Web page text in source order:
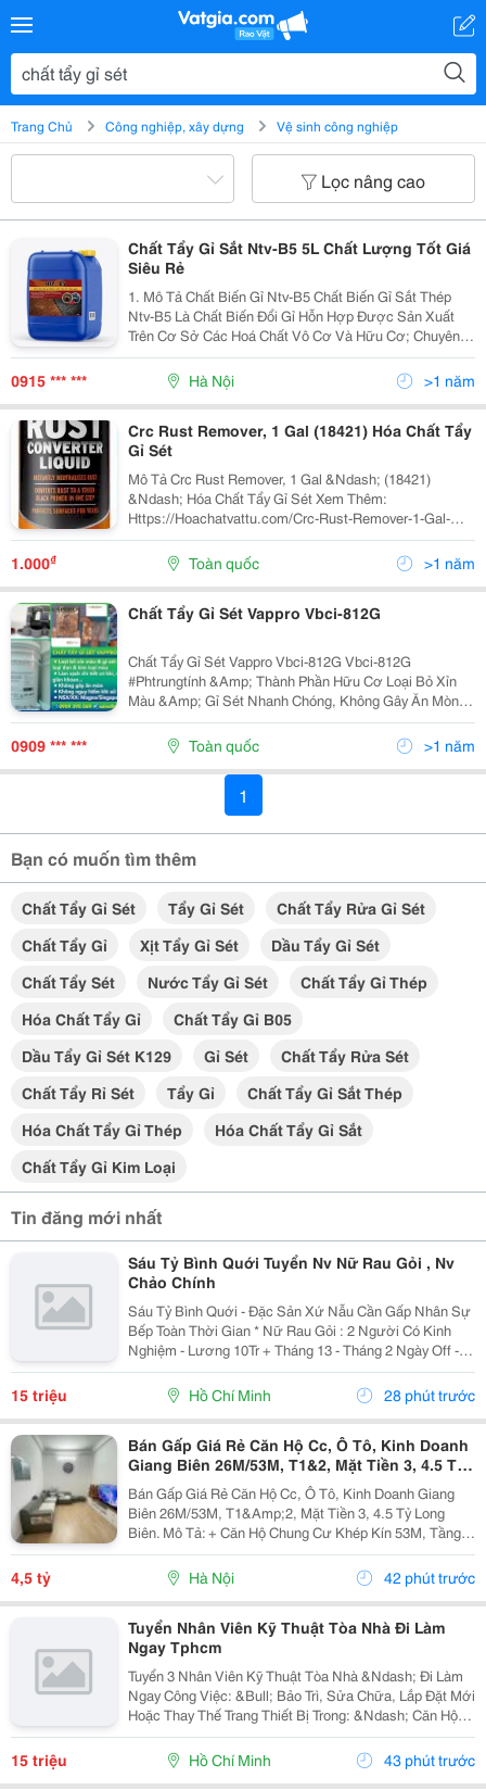
Trang Chủ Công nghiệp, xây dựng Vệ sinh công nghiệp
Lọc nâng cao
Chất Tẩy Gỉ Sắt Ntv-B5 5L Chất Lượng Tốt Giá
Siêu Rẻ
1. Mô Tả Chất Biến Gỉ Ntv-B5 Chất Biến Gỉ Sắt Thép
Ntv-B5 Là Chất Biến Đổi Gỉ Hỗn Hợp Được Sản Xuất
Trên Cơ Sở Các Hoá Chất Vô Cơ Và Hữu Cơ; Chuyên
Dụng Để Xử Lý Bề Mặt Sắt Thép Bị Gỉ Sét. Ư U Điểm
Của Sản Phẩm : - Không Ăn Mòn
0915 *** *** Hà Nội >1 năm
Crc Rust Remover, 1 Gal (18421) Hóa Chất Tẩy
Gỉ Sét
Mô Tả Crc Rust Remover, 1 Gal &Ndash; (18421)
&Ndash; Hóa Chất Tẩy Gỉ Sét Xem Thêm:
Https://Hoachatvattu.com/Crc-Rust-Remover-1-Gal-
18421-Hoa-Chat-Tay-Gi-Set Crc Rust Remover, 1 Gal
&Ndash; (18421) &Ndash; Hóa Chất Tẩy Gỉ Sét Một
Công Thức An Toàn,...
1.000₫ Toàn quốc >1 năm
Chất Tẩy Gỉ Sét Vappro Vbci-812G
Chất Tẩy Gỉ Sét Vappro Vbci-812G Vbci-812G
#Phtrungtính &Amp; Thành Phần Hữu Cơ Loại Bỏ Xỉn
Màu &Amp; Gỉ Sét Nhanh Chóng, Không Gây Ăn Mòn
Kim Loại Sử Dụng Để Loại Bỏ Gỉ Sét Của Các Phụ
Tùng, Chi Tiết Cơ Khí, Làm Sạch Đường Ống Ngoài
Khơi, Giàn...
0909 *** *** Toàn quốc >1 năm
1
Bạn có muốn tìm thêm
Chất Tẩy Gỉ Sét Tẩy Gỉ Sét
Chất Tẩy Rửa Gỉ Sét
Chất Tẩy Gỉ
Xịt Tẩy Gỉ Sét
Dầu Tẩy Gỉ Sét
Chất Tẩy Sét
Nước Tẩy Gỉ Sét
Chất Tẩy Gỉ Thép
Hóa Chất Tẩy Gỉ
Chất Tẩy Gỉ B05
Dầu Tẩy Gỉ Sét K129
Gỉ Sét
Chất Tẩy Rửa Sét
Chất Tẩy Rỉ Sét
Tẩy Gỉ
Chất Tẩy Gỉ Sắt Thép
Hóa Chất Tẩy Gỉ Thép
Hóa Chất Tẩy Gỉ Sắt
Chất Tẩy Gỉ Kim Loại
Tin đăng mới nhất
Sáu Tỷ Bình Quới Tuyển Nv Nữ Rau Gỏi , Nv
Chảo Chính
Sáu Tỷ Bình Quới - Đặc Sản Xứ Nẫu Cần Gấp Nhân Sự
Bếp Toàn Thời Gian * Nữ Rau Gỏi : 2 Người Có Kinh
Nghiệm - Lương 10Tr + Tháng 13 - Tháng 2 Ngày Off -
Lễ X 2 - Được Nghỉ Tết Nđ * Chảo Chính : 2 Người Có
Kinh Nghiệm + Sức Khỏe Tốt...
15 triệu Hồ Chí Minh 28 phút trước
Bán Gấp Giá Rẻ Căn Hộ Cc, Ô Tô, Kinh Doanh
Giang Biên 26M/53M, T1&2, Mặt Tiền 3, 4.5 Tỷ
Long Biên.
Bán Gấp Giá Rẻ Căn Hộ Cc, Ô Tô, Kinh Doanh Giang
Biên 26M/53M, T1&Amp;2, Mặt Tiền 3, 4.5 Tỷ Long
Biên. Mô Tả: + Căn Hộ Chung Cư Khép Kín 53M, Tầng 1
Và 2 Đế Căn Hộ Chung Cư, Đất Sổ Đỏ Lâu Dài. + Kinh
Doanh Bất Chấp Các Loại Hình, Quỹ Đất Rộng...
4,5 tỷ Hà Nội 42 phút trước
Tuyển Nhân Viên Kỹ Thuật Tòa Nhà Đi Làm
Ngay Tphcm
Tuyển 3 Nhân Viên Kỹ Thuật Tòa Nhà &Ndash; Đi Làm
Ngay Công Việc: &Bull; Bảo Trì, Sửa Chữa, Lắp Đặt Mới
Hoặc Thay Thế Trang Thiết Bị Trong: &Ndash; Căn Hộ
Dịch Vụ &Ndash; Nhà Trọ, Chung Cư Mini &Bull; Kiểm
Tra Và Xử Lý Sự Cố Phát Sinh...
15 triệu Hồ Chí Minh 43 phút trước